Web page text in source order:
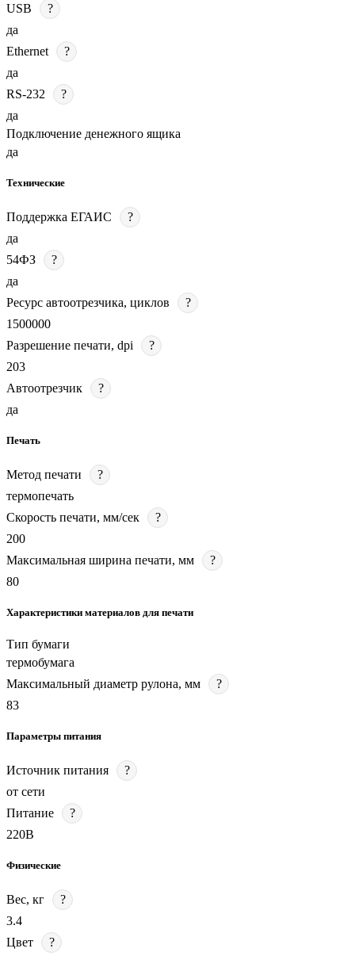
USB
?
да
Ethernet
?
да
RS-232
?
да
Подключение денежного ящика
да
Технические
Поддержка ЕГАИС
?
да
54ФЗ
?
да
Ресурс автоотрезчика, циклов
?
1500000
Разрешение печати, dpi
?
203
Автоотрезчик
?
да
Печать
Метод печати
?
термопечать
Скорость печати, мм/сек
?
200
Максимальная ширина печати, мм
?
80
Характеристики материалов для печати
Тип бумаги
термобумага
Максимальный диаметр рулона, мм
?
83
Параметры питания
Источник питания
?
от сети
Питание
?
220В
Физические
Вес, кг
?
3.4
Цвет
?